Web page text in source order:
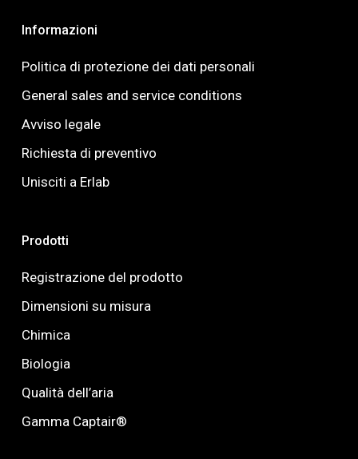
Informazioni
Politica di protezione dei dati personali
General sales and service conditions
Avviso legale
Richiesta di preventivo
Unisciti a Erlab
Prodotti
Registrazione del prodotto
Dimensioni su misura
Chimica
Biologia
Qualità dell’aria
Gamma Captair®